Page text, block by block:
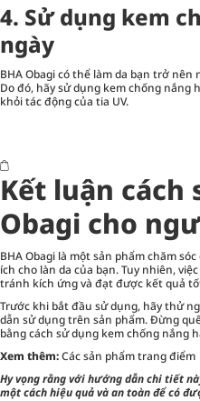
4. Sử dụng kem
ngày
BHA Obagi có thể làm da bạn trở
Do đó, hãy sử dụng kem chống nắng
khỏi tác động của tia UV.
Kết luận cách
Obagi cho
BHA Obagi là một sản phẩm chăm
ích cho làn da của bạn. Tuy nhiên,
tránh kích ứng và đạt được kết quả
Trước khi bắt đầu sử dụng, hãy thử
dẫn sử dụng trên sản phẩm. Đừng
bằng cách sử dụng kem chống nắng
Xem thêm:Các sản phẩm trang điểm
Hy vọng rằng với hướng dẫn chi tiết
một cách hiệu quả và an toàn để có